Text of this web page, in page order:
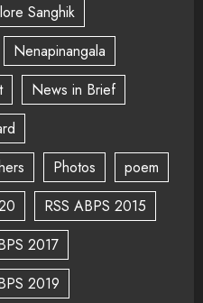
Sanghik
Nenapinangala
News in Brief
Photos
poem
RSS ABPS 2015
2017
2019